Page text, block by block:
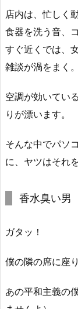
店内は、忙しく
食器を洗う音、
すぐ近くでは、
雑談が渦をまく。
空調が効いてい
りが漂います。
そんな中でパソ
に、ヤツはそれ
香水臭い男
ガタッ！
僕の隣の席に座
あの平和主義の